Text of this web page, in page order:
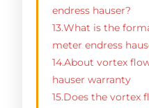
endress hauser?
13.What is the
meter endress
14.About vortex
hauser warranty
15.Does the vortex